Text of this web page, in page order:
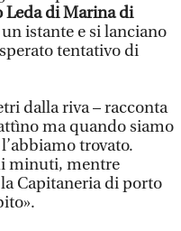
Leda di Marina di
istante e si lanciano
tentativo di
dalla riva – racconta
ma quando siamo
trovato.
minuti, mentre
Capitaneria di porto